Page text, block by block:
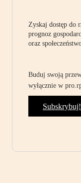
Zyskaj dostęp do
prognoz
oraz
Buduj swoją
wyłącznie w
Subskrybuj!